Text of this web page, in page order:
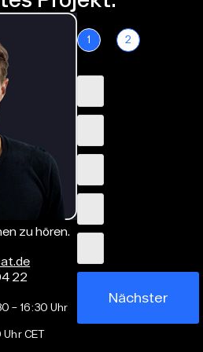
zu hören.
22
– 16:30 Uhr
CET
1 2
Nächster